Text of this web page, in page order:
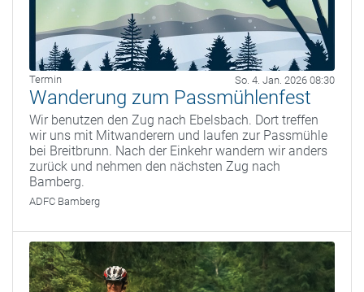
Termin So. 4. Jan. 2026 08:30
Wanderung zum Passmühlenfest
Wir benutzen den Zug nach Ebelsbach. Dort treffen
wir uns mit Mitwanderern und laufen zur Passmühle
bei Breitbrunn. Nach der Einkehr wandern wir anders
zurück und nehmen den nächsten Zug nach
Bamberg.
ADFC Bamberg